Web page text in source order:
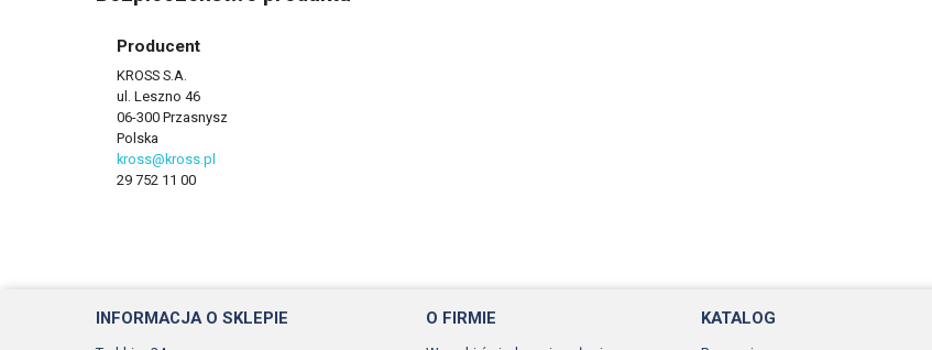
Producent
KROSS S.A.
ul. Leszno 46
06-300 Przasnysz
Polska
kross@kross.pl
29 752 11 00
INFORMACJA O SKLEPIE O FIRMIE KATALOG